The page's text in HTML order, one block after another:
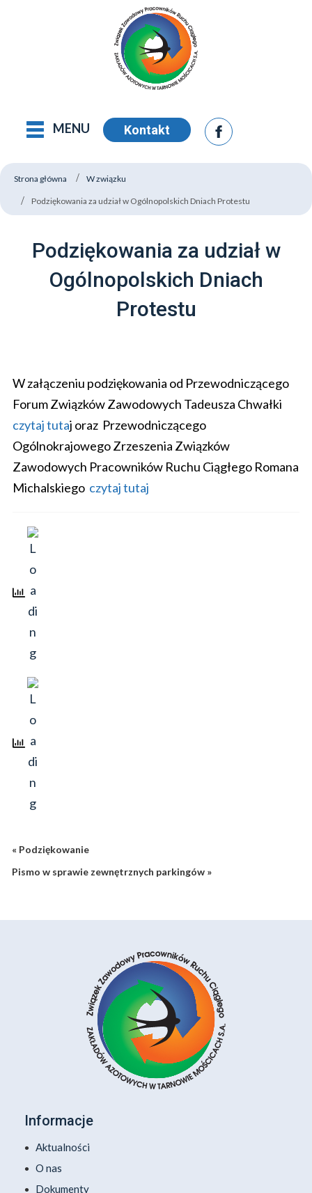
MENU Kontakt
Strona główna W związku
Podziękowania za udział w Ogólnopolskich Dniach Protestu
Podziękowania za udział w
Ogólnopolskich Dniach
Protestu
W załączeniu podziękowania od Przewodniczącego
Forum Związków Zawodowych Tadeusza Chwałki
czytaj tutaj oraz Przewodniczącego
Ogólnokrajowego Zrzeszenia Związków
Zawodowych Pracowników Ruchu Ciągłego Romana
Michalskiego czytaj tutaj
« Podziękowanie
Pismo w sprawie zewnętrznych parkingów »
Informacje
Aktualności
O nas
Dokumenty